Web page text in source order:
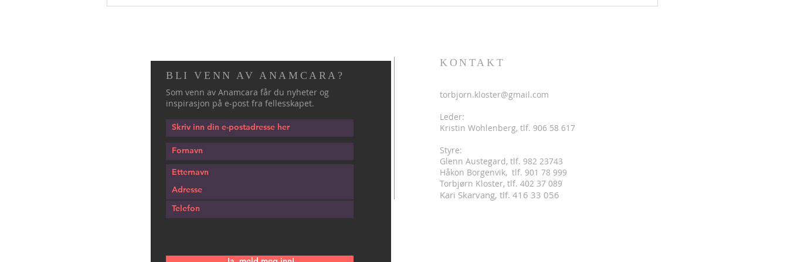
BLI VENN AV ANAMCARA?
Som venn av Anamcara får du nyheter og
inspirasjon på e-post fra fellesskapet.
KONTAKT
torbjorn.kloster@gmail.com
Leder:
Kristin Wohlenberg, tlf. 906 58 617
Styre:
Glenn Austegard, tlf. 982 23743
Håkon Borgenvik, tlf. 901 78 999
Torbjørn Kloster, tlf. 402 37 089
Kari Skarvang, tlf. 416 33 056